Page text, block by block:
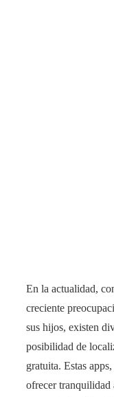
En la actualidad,
creciente
sus hijos, existen
posibilidad de
gratuita. Estas
ofrecer tranquilidad